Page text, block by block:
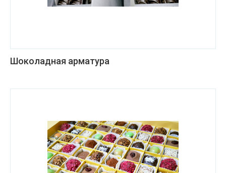
Шоколадная арматура